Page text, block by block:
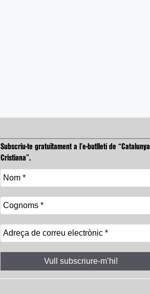
Subscriu-te gratuïtament a l’e-butlletí de “Catalunya
Cristiana”.